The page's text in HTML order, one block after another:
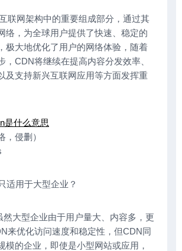
联网架构中的重要组成部分，通过其
络，为全球用户提供了快速、稳定的
极大地优化了用户的网络体验，随着
，CDN将继续在提高内容分发效率、
及支持新兴互联网应用等方面发挥重
，侵删）
适用于大型企业？
然大型企业由于用户量大、内容多，更
来优化访问速度和稳定性，但CDN同
模的企业，即使是小型网站或应用，